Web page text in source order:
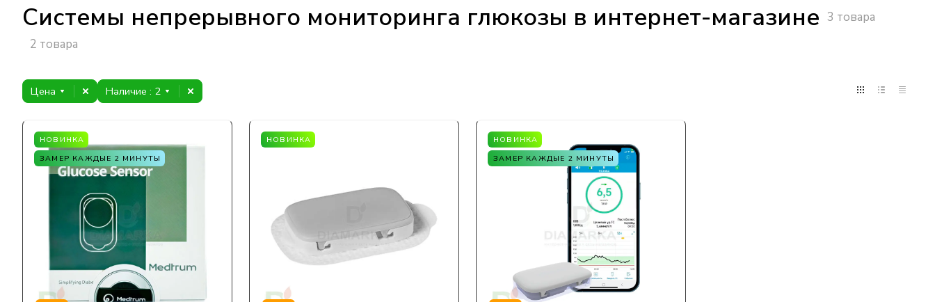
Системы непрерывного мониторинга глюкозы в интернет-магазине 3 товара
2 товара
Цена Наличие : 2
НОВИНКА
ЗАМЕР КАЖДЫЕ 2 МИНУТЫ
НОВИНКА
НОВИНКА
ЗАМЕР КАЖДЫЕ 2 МИНУТЫ